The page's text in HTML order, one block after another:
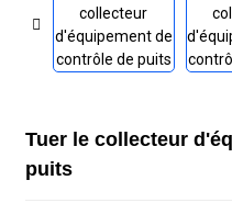
Tuer le collecteur
puits